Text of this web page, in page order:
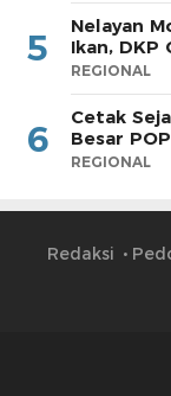
5
Nelayan
Ikan, DKP
REGIONAL
6
Cetak
Besar
REGIONAL
Redaksi